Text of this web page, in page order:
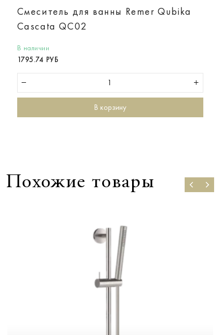
Смеситель для ванны Remer Qubika
Cascata QC02
В наличии
1795.74 РУБ
В корзину
Похожие товары